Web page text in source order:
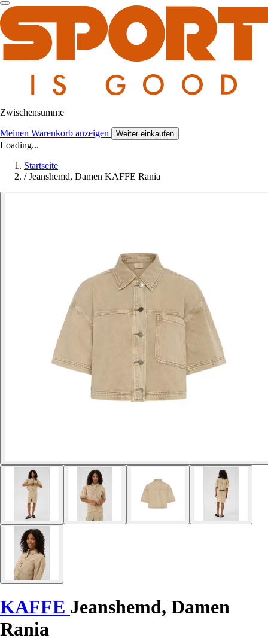
Zwischensumme
Meinen Warenkorb anzeigen Weiter einkaufen
Loading...
Startseite
/ Jeanshemd, Damen KAFFE Rania
KAFFE Jeanshemd, Damen
Rania